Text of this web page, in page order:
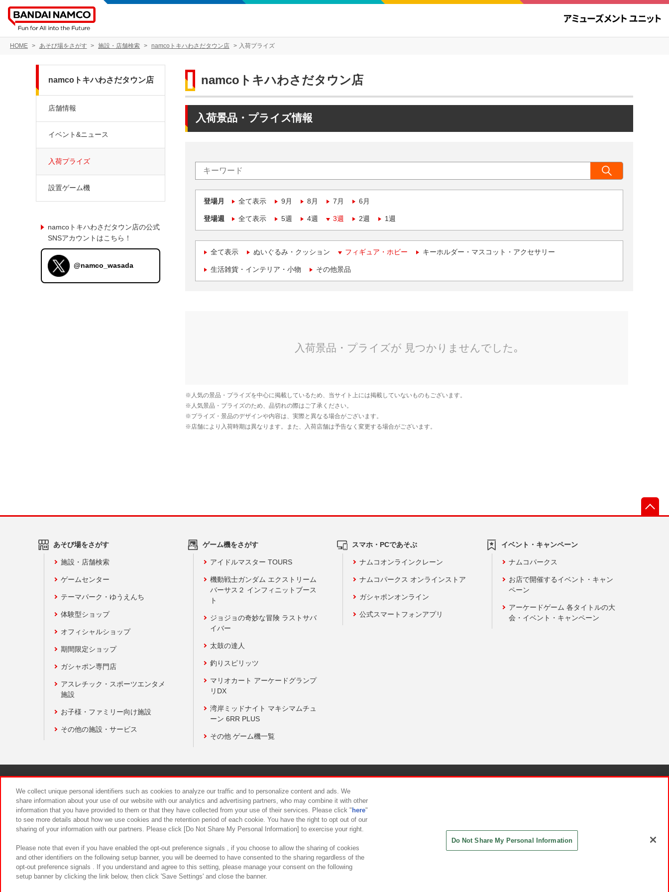
HOME あそび場をさがす 施設・店舗検索 namcoトキハわさだタウン店 入荷プライズ
namcoトキハわさだタウン店
入荷景品・プライズ情報
登場月 全て表示 9月 8月 7月 6月
登場週 全て表示 5週 4週 3週 2週 1週
全て表示 ぬいぐるみ・クッション フィギュア・ホビー キーホルダー・マスコット・アクセサリー
生活雑貨・インテリア・小物 その他景品
namcoトキハわさだタウン店
店舗情報
イベント&ニュース
入荷プライズ
設置ゲーム機
namcoトキハわさだタウン店の公式
SNSアカウントはこちら！
@namco_wasada
あそび場をさがす
施設・店舗検索
ゲームセンター
テーマパーク・ゆうえんち
体験型ショップ
オフィシャルショップ
期間限定ショップ
ガシャポン専門店
アスレチック・スポーツエンタメ
施設
お子様・ファミリー向け施設
その他の施設・サービス
ゲーム機をさがす
アイドルマスター TOURS
機動戦士ガンダム エクストリーム
バーサス２ インフィニットブース
ト
ジョジョの奇妙な冒険 ラストサバ
イバー
太鼓の達人
釣りスピリッツ
マリオカート アーケードグランプ
リDX
湾岸ミッドナイト マキシマムチュ
ーン 6RR PLUS
その他 ゲーム機一覧
スマホ・PCであそぶ
ナムコオンラインクレーン
ナムコパークス オンラインストア
ガシャポンオンライン
公式スマートフォンアプリ
イベント・キャンペーン
ナムコパークス
お店で開催するイベント・キャン
ペーン
アーケードゲーム 各タイトルの大
会・イベント・キャンペーン
食品のご提供について カスタマーハラスメント対応方針
We collect unique personal identifiers such as cookies to analyze our traffic and to personalize content and ads. We
share information about your use of our website with our analytics and advertising partners, who may combine it with other
information that you have provided to them or that they have collected from your use of their services. Please click " here"
to see more details about how we use cookies and the retention period of each cookie. You have the right to opt out of our
sharing of your information with our partners. Please click [Do Not Share My Personal Information] to exercise your right.
Please note that even if you have enabled the opt-out preference signals , if you choose to allow the sharing of cookies
and other identifiers on the following setup banner, you will be deemed to have consented to the sharing regardless of the
opt-out preference signals . If you understand and agree to this setting, please manage your consent on the following
setup banner by clicking the link below, then click 'Save Settings' and close the banner.
Do Not Share My Personal Information